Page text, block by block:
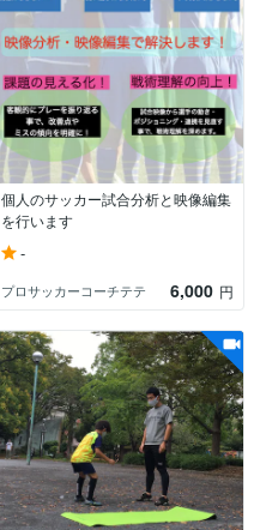
個人のサッカー試合分析と映像編集
を行います
-
プロサッカーコーチテテ 6,000 円